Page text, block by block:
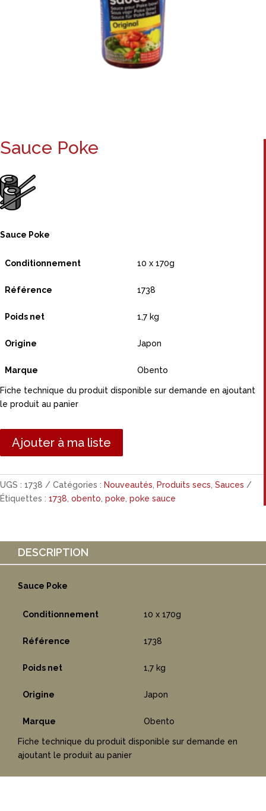
Sauce Poke
Sauce Poke
Conditionnement 10 x 170g
Référence 1738
Poids net 1,7 kg
Origine Japon
Marque Obento
Fiche technique du produit disponible sur demande en ajoutant
le produit au panier
Ajouter à ma liste
UGS : 1738 Catégories : Nouveautés Produits secs Sauces
Étiquettes : 1738 obento poke poke sauce
DESCRIPTION
Sauce Poke
Conditionnement 10 x 170g
Référence 1738
Poids net 1,7 kg
Origine Japon
Marque Obento
Fiche technique du produit disponible sur demande en
ajoutant le produit au panier